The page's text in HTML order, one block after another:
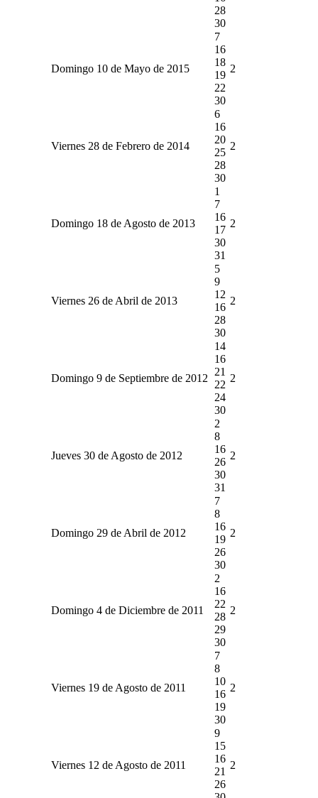
28
30
Domingo 10 de Mayo de 2015
7
16
18
19
22
30
2
Viernes 28 de Febrero de 2014
6
16
20
25
28
30
2
Domingo 18 de Agosto de 2013
1
7
16
17
30
31
2
Viernes 26 de Abril de 2013
5
9
12
16
28
30
2
Domingo 9 de Septiembre de 2012
14
16
21
22
24
30
2
Jueves 30 de Agosto de 2012
2
8
16
26
30
31
2
Domingo 29 de Abril de 2012
7
8
16
19
26
30
2
Domingo 4 de Diciembre de 2011
2
16
22
28
29
30
2
Viernes 19 de Agosto de 2011
7
8
10
16
19
30
2
Viernes 12 de Agosto de 2011
9
15
16
21
26
2